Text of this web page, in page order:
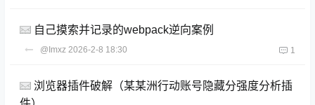
自己摸索并记录的webpack逆向案例
@Imxz 2026-2-8 18:30 1
浏览器插件破解（某某洲行动账号隐藏分强度分析插